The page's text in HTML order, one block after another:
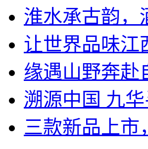
淮水承古韵
让世界品味江
缘遇山野奔赴
溯源中国 九
三款新品上市